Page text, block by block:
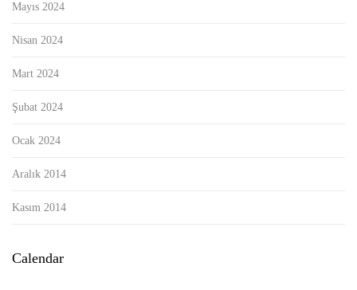
Mayıs 2024
Nisan 2024
Mart 2024
Şubat 2024
Ocak 2024
Aralık 2014
Kasım 2014
Calendar